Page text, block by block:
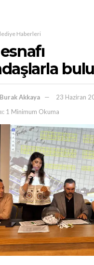
Haberleri
Burak Akkaya
23 Haziran
1 Minimum Okuma